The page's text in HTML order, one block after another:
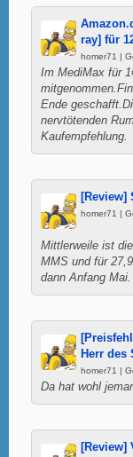
ray] für
homer71 |
Im MediMax für
Ende
nervtötenden
Kaufempfehlung.
[Review]
homer71 |
Mittlerweile ist
MMS und für
dann Anfang Mai.
Herr des
homer71 |
Da hat wohl
[Review]